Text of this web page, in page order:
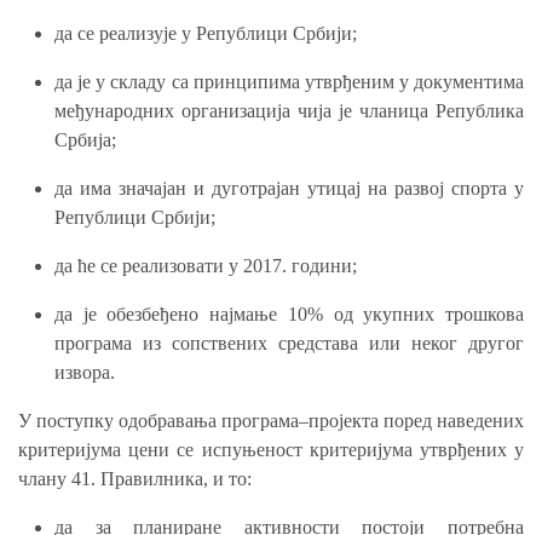
да се реализује у Републици Србији;
да је у складу са принципима утврђеним у документима
међународних организација чија је чланица Република
Србија;
да има значајан и дуготрајан утицај на развој спорта у
Републици Србији;
да ће се реализовати у 2017. години;
да је обезбеђено најмање 10% од укупних трошкова
програма из сопствених средстава или неког другог
извора.
У поступку одобравања програма–пројекта поред наведених
критеријума цени се испуњеност критеријума утврђених у
члану 41. Правилника, и то:
да за планиране активности постоји потребна